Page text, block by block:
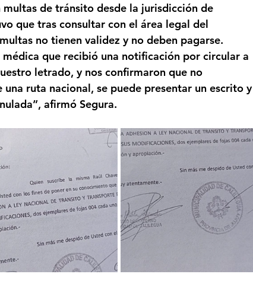
de tránsito desde la jurisdicción de
que tras consultar con el área legal del
no tienen validez y no deben pagarse.
que recibió una notificación por circular a
letrado, y nos confirmaron que no
ruta nacional, se puede presentar un escrito y
afirmó Segura.